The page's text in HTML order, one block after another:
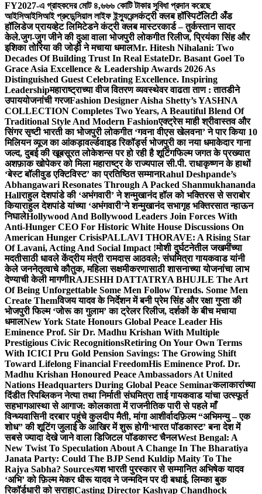
FY2027-এ গ্রাহকদের মোট ৪,৬৬৬ কোটি টাকার সুবিধা প্রদান করেছে
আইসিআইসিআই প্রুডেন্সিয়াল লাইফ ইন্স্যুরেন্সकंट्री क्लब हॉस्पिटॅलिटी अँड
हॉलिडेज प्रायव्हेट लिमिटेडने कंट्री क्लब मास्टरकार्ड – तुर्कस्तान सादर
केले.जुग-जुग जीने की दुआ वाला भोजपुरी लोकगीत रिलीज, प्रियंका सिंह और
इशिका तोरिया की जोड़ी ने मचाया धमालMr. Hitesh Nihalani: Two
Decades Of Building Trust In Real EstateDr. Basant Goel To
Grace Asia Excellence & Leadership Awards 2026 As
Distinguished Guest Celebrating Excellence. Inspiring
Leadershipमहाराष्ट्राच्या वीज वितरण व्यवस्थेवर वाढता ताण : तातडीने
उपाययोजनांची गरजFashion Designer Aisha Shetty’s YASHNA
COLLECTION Completes Two Years, A Beautiful Blend Of
Traditional Style And Modern Fashionएक्ट्रेस माही श्रीवास्तव और
सिंगर सृष्टी भारती का भोजपुरी लोकगीत ‘गवना वीएस खेलवना’ ने पार किया 10
मिलियन व्यूज का आंकड़ावर्ल्डवाइड रिकॉर्ड्स भोजपुरी का नया धमाकेदार गाना
जल्द, दुबई की खूबसूरत लोकेशन्स पर हो रही है शूटिंगफिल्म जगत के प्रख्यात
अशफ़ाक खोपेकर को मिला महाराष्ट्र के राज्यपाल सी.पी. राधाकृष्णन के हाथों
‘बेस्ट बॉलीवुड एक्टिविस्ट’ का प्रतिष्ठित सम्मानRahul Deshpande’s
Abhangawari Resonates Through A Packed Shanmukhananda
Hallराहुल देशपांडे की ‘अभंगवारी’ ने शन्मुखानंद हॉल को भक्तिरस से सराबोर
कियाराहुल देशपांडे यांच्या ‘अभंगवारी’ने शन्मुखानंद सभागृह भक्तिरसात न्हाऊन
निघालेHollywood And Bollywood Leaders Join Forces With
Anti-Hunger CEO For Historic White House Discussions On
American Hunger CrisisPALLAVI THORAVE: A Rising Star
Of Lavani, Acting And Social Impact !मोशी दुर्घटनेतील जखमींच्या
मदतीसाठी धावले केंद्रीय मंत्री रामदास आठवले; संघमित्रा गायकवाड यांनी
केले जननेतृत्वाचे कौतुक, महिला सक्षमीकरणासाठी शासनाच्या योजनांचा लाभ
देण्याची केली मागणीRAJESHH DATTATRYA BHUJLE The Art
Of Being Unforgettable Some Men Follow Trends. Some Men
Create Themविजय यादव के निर्देशन में बनी प्रेम सिंह और रक्षा गुप्ता की
भोजपुरी फिल्म ‘जोरू का गुलाम’ का ट्रेलर रिलीज, दर्शकों के बीच मचाया
धमालNew York State Honours Global Peace Leader His
Eminence Prof. Sir Dr. Madhu Krishan With Multiple
Prestigious Civic RecognitionsRetiring On Your Own Terms
With ICICI Pru Gold Pension Savings: The Growing Shift
Toward Lifelong Financial FreedomHis Eminence Prof. Dr.
Madhu Krishan Honoured Peace Ambassadors At United
Nations Headquarters During Global Peace Seminarकलाकारांच्या
दिंडीत रिपब्लिकन नेत्या तथा निर्माती संघमित्रा ताई गायकवाड यांचा उत्स्फूर्त
सहभागआस्था से आगाज: कोलकाता में राजनीतिक पारी से पहले माँ
विन्ध्यवासिनी दरबार पहुंचे कुलदीप मैती, मांगा आशीर्वादफ़िल्म “अभिमन्यु – एक
शोध” की शूटिंग जुलाई के आखिर में शुरू होगी‘भारत पॉडकास्ट’ बना देश में
सबसे ज्यादा देखे जाने वाला डिजिटल पॉडकास्ट चैनलWest Bengal: A
New Twist To Speculation About A Change In The Bharatiya
Janata Party: Could The BJP Send Kuldip Maity To The
Rajya Sabha? Sourcesयश भारती पुरस्कार से सम्मानित अभिषेक यादव
‘अभि’ को फ़िल्म मेकर धीरू यादव ने जन्मदिन पर दी बधाई, लिम्का बुक
रिकॉर्डधारी को सराहाCasting Director Kashyap Chandhock